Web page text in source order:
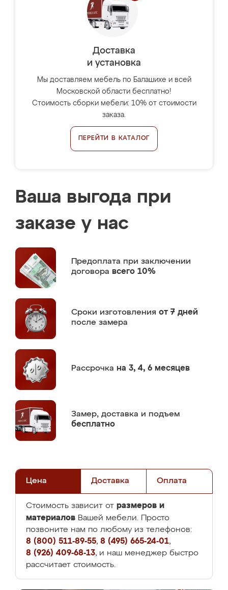
Доставка
и установка
Мы доставляем мебель по Балашихе и всей
Московской области бесплатно!
Стоимость сборки мебели: 10% от стоимости
заказа.
ПЕРЕЙТИ В КАТАЛОГ
Ваша выгода при
заказе у нас
Предоплата при заключении
договора всего 10%
Сроки изготовления от 7 дней
после замера
Рассрочка на 3, 4, 6 месяцев
Замер, доставка и подъем
бесплатно
Цена Доставка Оплата
Стоимость зависит от размеров и
материалов Вашей мебели. Просто
позвоните нам по любому из телефонов:
8 (800) 511-89-55, 8 (495) 665-24-01,
8 (926) 409-68-13, и наш менеджер быстро
рассчитает стоимость.